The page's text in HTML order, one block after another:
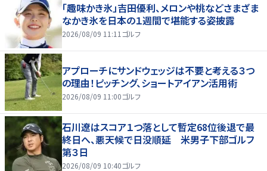
「趣味かき氷」吉田優利、メロンや桃などさまざま
なかき氷を日本の１週間で堪能する姿披露
2026/08/09 11:11 ゴルフ
アプローチにサンドウェッジは不要と考える３つ
の理由！ピッチング、ショートアイアン活用術
2026/08/09 11:00ゴルフ
石川遼はスコア１つ落として暫定68位後退で最
終日へ、悪天候で日没順延 米男子下部ゴルフ
第３日
2026/08/09 10:40ゴルフ